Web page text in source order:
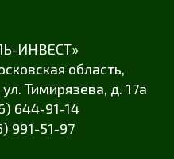
ИНВЕСТ»
область,
ул. Тимирязева, д. 17а
644-91-14
991-51-97